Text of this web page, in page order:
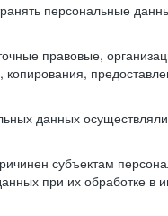
персональные
правовые,
данных
субъектам
при их обработке